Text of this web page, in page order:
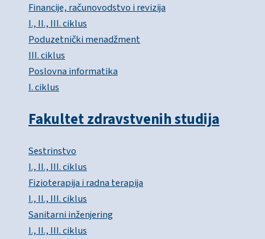
Financije, računovodstvo i revizija
I., II., III. ciklus
Poduzetnički menadžment
III. ciklus
Poslovna informatika
I. ciklus
Fakultet zdravstvenih studija
Sestrinstvo
I., II., III. ciklus
Fizioterapija i radna terapija
I., II., III. ciklus
Sanitarni inženjering
I., II., III. ciklus